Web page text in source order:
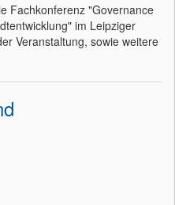
Fachkonferenz "Governance
im Leipziger
Veranstaltung, sowie weitere